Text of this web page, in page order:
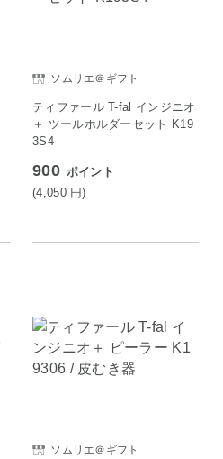
ソムリエ＠ギフト
ティファール T-fal インジニオ
＋ ツールホルダーセット K19
3S4
900 ポイント
(4,050 円)
ソムリエ＠ギフト